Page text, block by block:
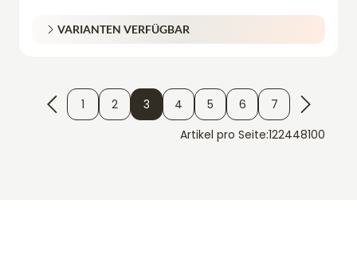
VARIANTEN VERFÜGBAR
1 2 3 4 5 6
7
Artikel pro Seite:122448100